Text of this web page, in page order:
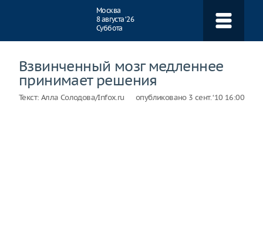
Москва
8 августа ‘26
Суббота
Взвинченный мозг медленнее
принимает решения
Текст: Алла Солодова/Infox.ru опубликовано 3 сент. ‘10 16:00